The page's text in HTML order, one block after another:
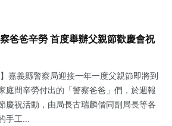
爸爸辛勞 首度舉辦父親節歡慶會祝
嘉義縣警察局迎接一年一度父親節即將到
庭間辛勞付出的「警察爸爸」們，於週報
慶祝活動，由局長古瑞麟偕同副局長等各
手工...